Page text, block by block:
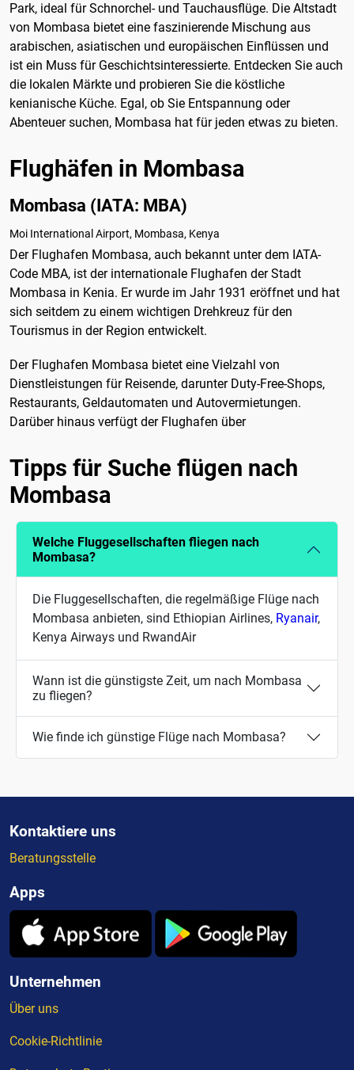
Park, ideal für Schnorchel- und Tauchausflüge. Die Altstadt
von Mombasa bietet eine faszinierende Mischung aus
arabischen, asiatischen und europäischen Einflüssen und
ist ein Muss für Geschichtsinteressierte. Entdecken Sie auch
die lokalen Märkte und probieren Sie die köstliche
kenianische Küche. Egal, ob Sie Entspannung oder
Abenteuer suchen, Mombasa hat für jeden etwas zu bieten.
Flughäfen in Mombasa
Mombasa (IATA: MBA)
Moi International Airport, Mombasa, Kenya
Der Flughafen Mombasa, auch bekannt unter dem IATA-
Code MBA, ist der internationale Flughafen der Stadt
Mombasa in Kenia. Er wurde im Jahr 1931 eröffnet und hat
sich seitdem zu einem wichtigen Drehkreuz für den
Tourismus in der Region entwickelt.
Der Flughafen Mombasa bietet eine Vielzahl von
Dienstleistungen für Reisende, darunter Duty-Free-Shops,
Restaurants, Geldautomaten und Autovermietungen.
Darüber hinaus verfügt der Flughafen über
Tipps für Suche flügen nach
Mombasa
Welche Fluggesellschaften fliegen nach
Mombasa?
Die Fluggesellschaften, die regelmäßige Flüge nach
Mombasa anbieten, sind Ethiopian Airlines, Ryanair,
Kenya Airways und RwandAir
Wann ist die günstigste Zeit, um nach Mombasa
zu fliegen?
Wie finde ich günstige Flüge nach Mombasa?
Kontaktiere uns
Beratungsstelle
Apps
Unternehmen
Über uns
Cookie-Richtlinie